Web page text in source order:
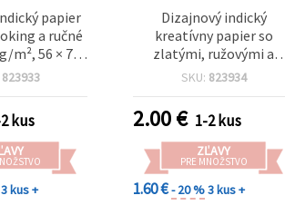
papier
a ručné
m², 56 × 76
ružová,
823933
kus
3 kus +
Dizajnový indický
kreatívny papier so
zlatými, ružovými a
červenými kruhovými
scrapbooking a kreatívne
tvorenie, 56×76 cm, HP06
SKU: 823934
2.00€ 1-2 kus
ZĽAVY
PRE MNOŽSTVO
1.60 €- 20 %3 kus +